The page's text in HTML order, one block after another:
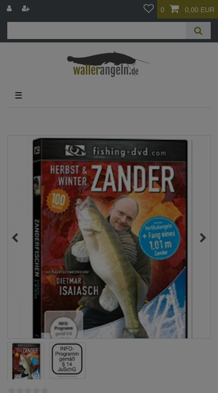
0 0,00 EUR
☰